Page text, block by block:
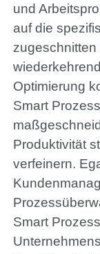
3CX
Bitrix24
+49 (0)
Portfolio
Hilfe
und
auf die
zugeschnitten
Optimierung
Smart
Produktivität
verfeinern.
Smart